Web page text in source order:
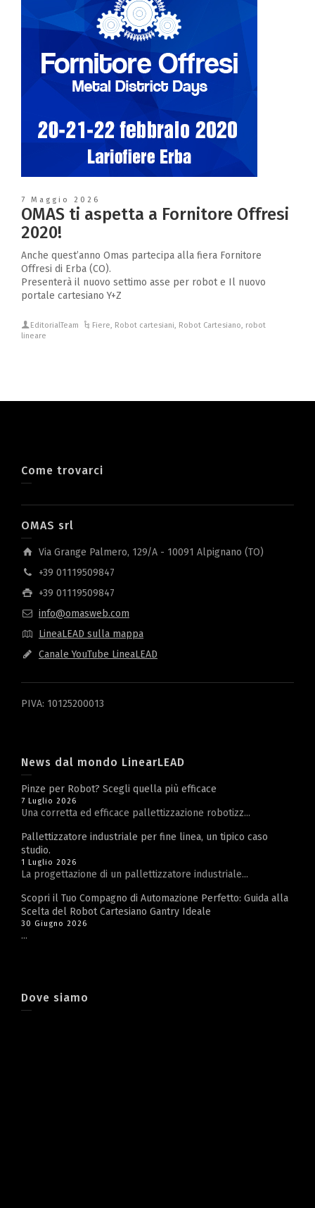
7 Maggio 2026
OMAS ti aspetta a Fornitore Offresi
2020!
Anche quest’anno Omas partecipa alla fiera Fornitore
Offresi di Erba (CO).
Presenterà il nuovo settimo asse per robot e Il nuovo
portale cartesiano Y+Z
EditorialTeam Fiere, Robot cartesiani, Robot Cartesiano, robot
lineare
Come trovarci
OMAS srl
Via Grange Palmero, 129/A - 10091 Alpignano (TO)
+39 01119509847
+39 01119509847
info@omasweb.com
LineaLEAD sulla mappa
Canale YouTube LineaLEAD
PIVA: 10125200013
News dal mondo LinearLEAD
Pinze per Robot? Scegli quella più efficace
7 Luglio 2026
Una corretta ed efficace pallettizzazione robotizz...
Pallettizzatore industriale per fine linea, un tipico caso
studio.
1 Luglio 2026
La progettazione di un pallettizzatore industriale...
Scopri il Tuo Compagno di Automazione Perfetto: Guida alla
Scelta del Robot Cartesiano Gantry Ideale
30 Giugno 2026
...
Dove siamo